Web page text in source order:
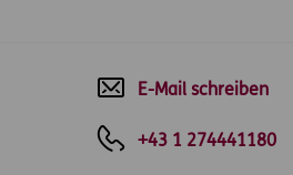
E-Mail schreiben
+43 1 274441180